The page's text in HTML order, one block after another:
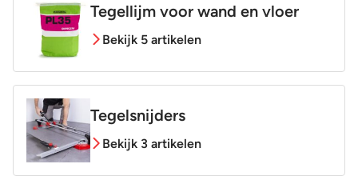
Tegellijm voor wand en vloer
Bekijk 5 artikelen
Tegelsnijders
Bekijk 3 artikelen